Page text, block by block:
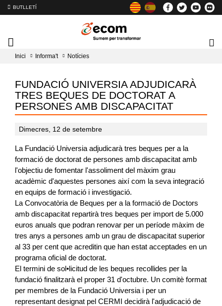
BUTLLETÍ
Mobile
menu
Inici Informa't Notícies
FUNDACIÓ UNIVERSIA ADJUDICARÀ
TRES BEQUES DE DOCTORAT A
PERSONES AMB DISCAPACITAT
Dimecres, 12 de setembre
La Fundació Universia adjudicarà tres beques per a la
formació de doctorat de persones amb discapacitat amb
l'objectiu de fomentar l'assoliment del màxim grau
acadèmic d'aquestes persones així com la seva integració
en equips de formació i investigació.
La Convocatòria de Beques per a la formació de Doctors
amb discapacitat repartirà tres beques per import de 5.000
euros anuals que podran renovar per un període màxim de
tres anys a persones amb un grau de discapacitat superior
al 33 per cent que acreditin que han estat acceptades en un
programa oficial de doctorat.
El termini de sol•licitud de les beques recollides per la
fundació finalitzarà el proper 31 d'octubre. Un comitè format
per membres de la Fundació Universia i per un
representant designat pel CERMI decidirà l'adjudicació de